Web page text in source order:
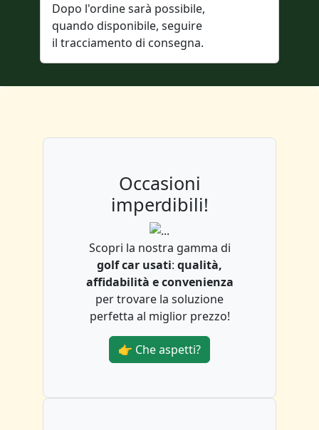
Dopo l'ordine sarà possibile,
quando disponibile, seguire
il tracciamento di consegna.
Occasioni
imperdibili!
Scopri la nostra gamma di
golf car usati: qualità,
affidabilità e convenienza
per trovare la soluzione
perfetta al miglior prezzo!
👉 Che aspetti?